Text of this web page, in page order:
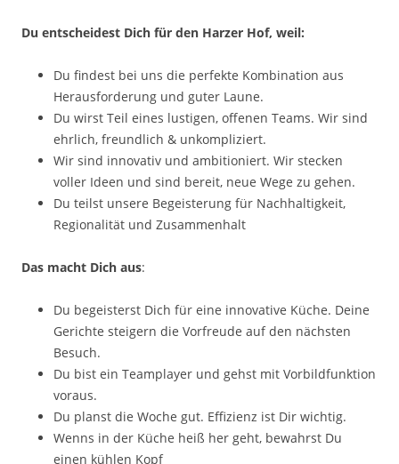
Du entscheidest Dich für den Harzer Hof, weil:
Du findest bei uns die perfekte Kombination aus
Herausforderung und guter Laune.
Du wirst Teil eines lustigen, offenen Teams. Wir sind
ehrlich, freundlich & unkompliziert.
Wir sind innovativ und ambitioniert. Wir stecken
voller Ideen und sind bereit, neue Wege zu gehen.
Du teilst unsere Begeisterung für Nachhaltigkeit,
Regionalität und Zusammenhalt
Das macht Dich aus:
Du begeisterst Dich für eine innovative Küche. Deine
Gerichte steigern die Vorfreude auf den nächsten
Besuch.
Du bist ein Teamplayer und gehst mit Vorbildfunktion
voraus.
Du planst die Woche gut. Effizienz ist Dir wichtig.
Wenns in der Küche heiß her geht, bewahrst Du
einen kühlen Kopf